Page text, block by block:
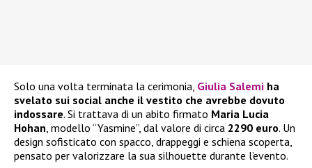
Solo una volta terminata la cerimonia, Giulia Salemi ha
svelato sui social anche il vestito che avrebbe dovuto
indossare. Si trattava di un abito firmato Maria Lucia
Hohan , modello “Yasmine”, dal valore di circa 2290 euro. Un
design sofisticato con spacco, drappeggi e schiena scoperta,
pensato per valorizzare la sua silhouette durante l’evento.